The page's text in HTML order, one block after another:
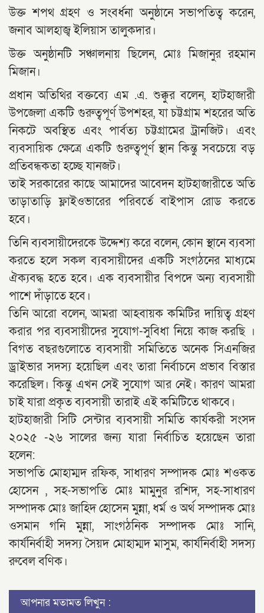
উক্ত শপথ গ্রহণ ও সংবর্ধনা অনুষ্ঠানে সভাপতিত্ব করেন,
জনাব আলহাজ্ব ইলিয়াস তালুকদার।
উক্ত অনুষ্ঠানটি সঞ্চালনায় ছিলেন, মোঃ মিজানুর রহমান
মিজান।
প্রধান অতিথির বক্তব্যে এম .এ. শুক্কুর বলেন, হাটহাজারী
উপজেলা একটি গুরুত্বপূর্ণ উপশহর, যা চট্টগ্রাম শহরের অতি
নিকটে অবস্থিত এবং পার্বত্য চট্টগ্রামের ট্রানজিট। এবং
ব্যবসায়িক ক্ষেত্রে একটি গুরুত্বপূর্ণ স্থান কিন্তু সবচেয়ে বড়
প্রতিবন্ধকতা হচ্ছে যানজট।
তাই সরকারের কাছে আমাদের আবেদন হাটহাজারীতে অতি
তাড়াতাড়ি ফ্লাইওভারের পরিবর্তে বাইপাস রোড করতে
হবে।
তিনি ব্যবসায়ীদেরকে উদ্দেশ্য করে বলেন, কোন স্থানে ব্যবসা
করতে হলে সকল ব্যবসায়ীদের একটি সংগঠনের মাধ্যমে
ঐক্যবদ্ধ হতে হবে। এক ব্যবসায়ীর বিপদে অন্য ব্যবসায়ী
পাশে দাঁড়াতে হবে।
তিনি আরো বলেন, আমরা আহবায়ক কমিটির দায়িত্ব গ্রহণ
করার পর ব্যবসায়ীদের সুযোগ-সুবিধা নিয়ে কাজ করছি ।
বিগত বছরগুলোতে ব্যবসায়ী সমিতিতে অনেক সিএনজির
ড্রাইভার সদস্য হয়েছিল এবং তারা নির্বাচনে প্রভাব বিস্তার
করেছিল। কিন্তু এখন সেই সুযোগ আর নেই। কারণ আমরা
চাই যারা প্রকৃত ব্যবসায়ী তারাই এই কমিটিতে থাকবে।
হাটহাজারী সিটি সেন্টার ব্যবসায়ী সমিতি কার্যকরী সংসদ
২০২৫ -২৬ সালের জন্য যারা নির্বাচিত হয়েছেন তারা
হলেন:
সভাপতি মোহাম্মদ রফিক, সাধারণ সম্পাদক মোঃ শওকত
হোসেন , সহ-সভাপতি মোঃ মামুনুর রশিদ, সহ-সাধারণ
সম্পাদক মোঃ জাহিদ হোসেন মুন্না, ধর্ম ও অর্থ সম্পাদক মোঃ
ওসমান গনি মুন্না, সাংগঠনিক সম্পাদক মোঃ সানি,
কার্যনির্বাহী সদস্য সৈয়দ মোহাম্মদ মাসুম, কার্যনির্বাহী সদস্য
রুবেল বণিক।
আপনার মতামত লিখুন :